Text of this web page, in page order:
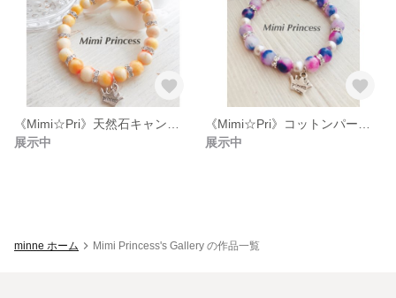
展示中
展示中
minne ホーム Mimi Princess's Gallery の作品一覧